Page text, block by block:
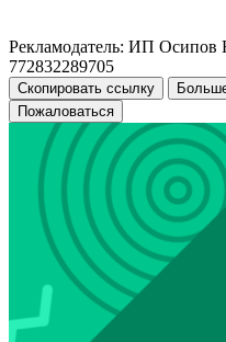
Рекламодатель: ИП
772832289705
Скопировать ссылку
Пожаловаться